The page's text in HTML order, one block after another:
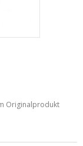
Originalprodukt